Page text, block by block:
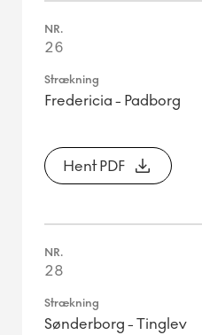
26
Fredericia - Padborg
Hent PDF
28
Sønderborg - Tinglev